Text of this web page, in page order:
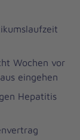
Wochen vor
eingehen
Hepatitis